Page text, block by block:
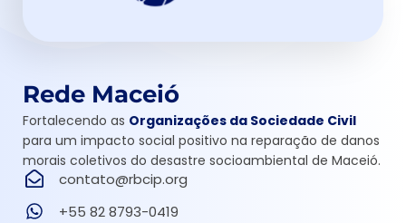
Rede Maceió
Fortalecendo as Organizações da Sociedade Civil
para um impacto social positivo na reparação de danos
morais coletivos do desastre socioambiental de Maceió.
contato@rbcip.org
+55 82 8793-0419